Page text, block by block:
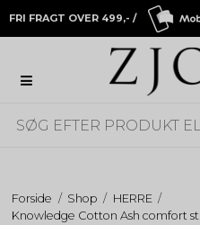
FRI FRAGT OVER 499,- /
Forside / Shop / HERRE /
Knowledge Cotton Ash comfort